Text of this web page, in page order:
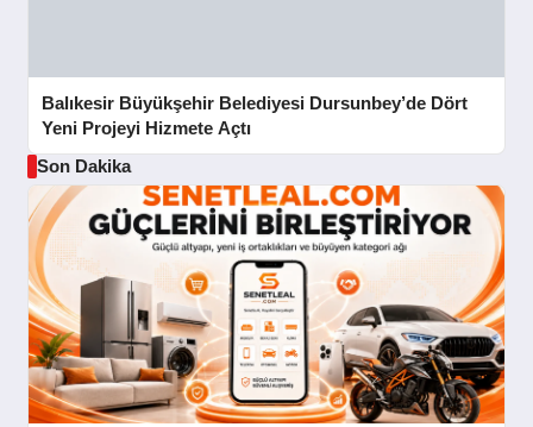
Balıkesir Büyükşehir Belediyesi Dursunbey’de Dört
Yeni Projeyi Hizmete Açtı
Son Dakika